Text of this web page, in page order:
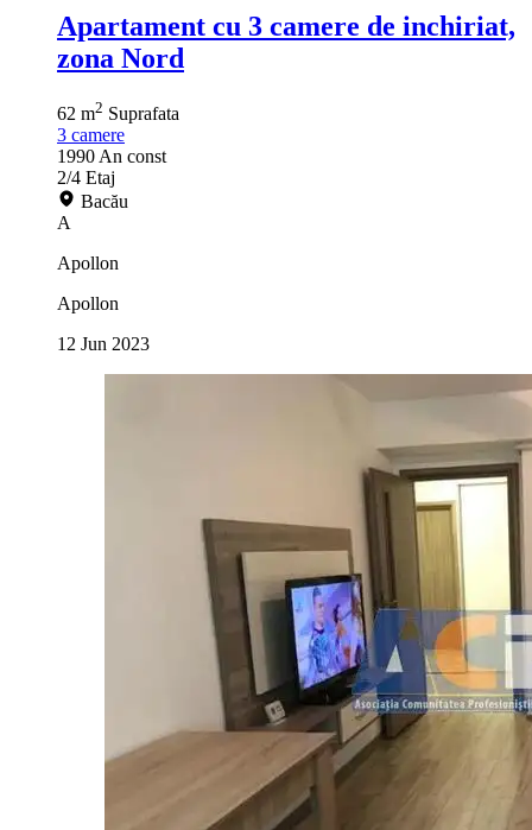
Apartament cu 3 camere de inchiriat,
zona Nord
62 m2 Suprafata
3 camere
1990 An const
2/4 Etaj
Bacău
A
Apollon
Apollon
12 Jun 2023